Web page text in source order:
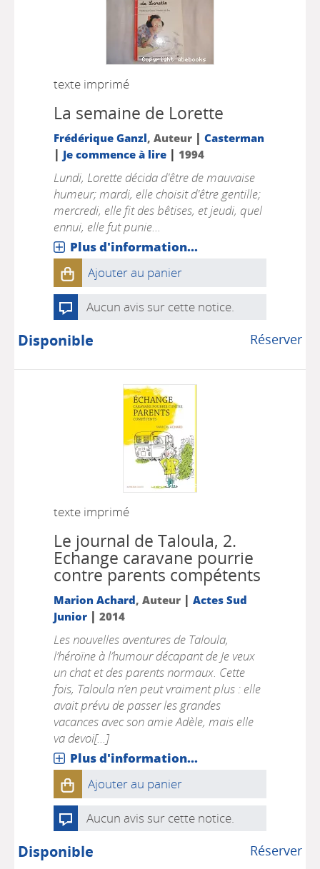
texte imprimé
La semaine de Lorette
Frédérique Ganzl, Auteur | Casterman
| Je commence à lire| 1994
Lundi, Lorette décida d'être de mauvaise
humeur; mardi, elle choisit d'être gentille;
mercredi, elle fit des bêtises, et jeudi, quel
ennui, elle fut punie...
Plus d'information...
Ajouter au panier
Aucun avis sur cette notice.
Réserver
Disponible
texte imprimé
Le journal de Taloula, 2.
Echange caravane pourrie
contre parents compétents
Marion Achard, Auteur | Actes Sud
Junior| 2014
Les nouvelles aventures de Taloula,
l’héroïne à l’humour décapant de Je veux
un chat et des parents normaux. Cette
fois, Taloula n’en peut vraiment plus : elle
avait prévu de passer les grandes
vacances avec son amie Adèle, mais elle
va devoi[...]
Plus d'information...
Ajouter au panier
Aucun avis sur cette notice.
Réserver
Disponible